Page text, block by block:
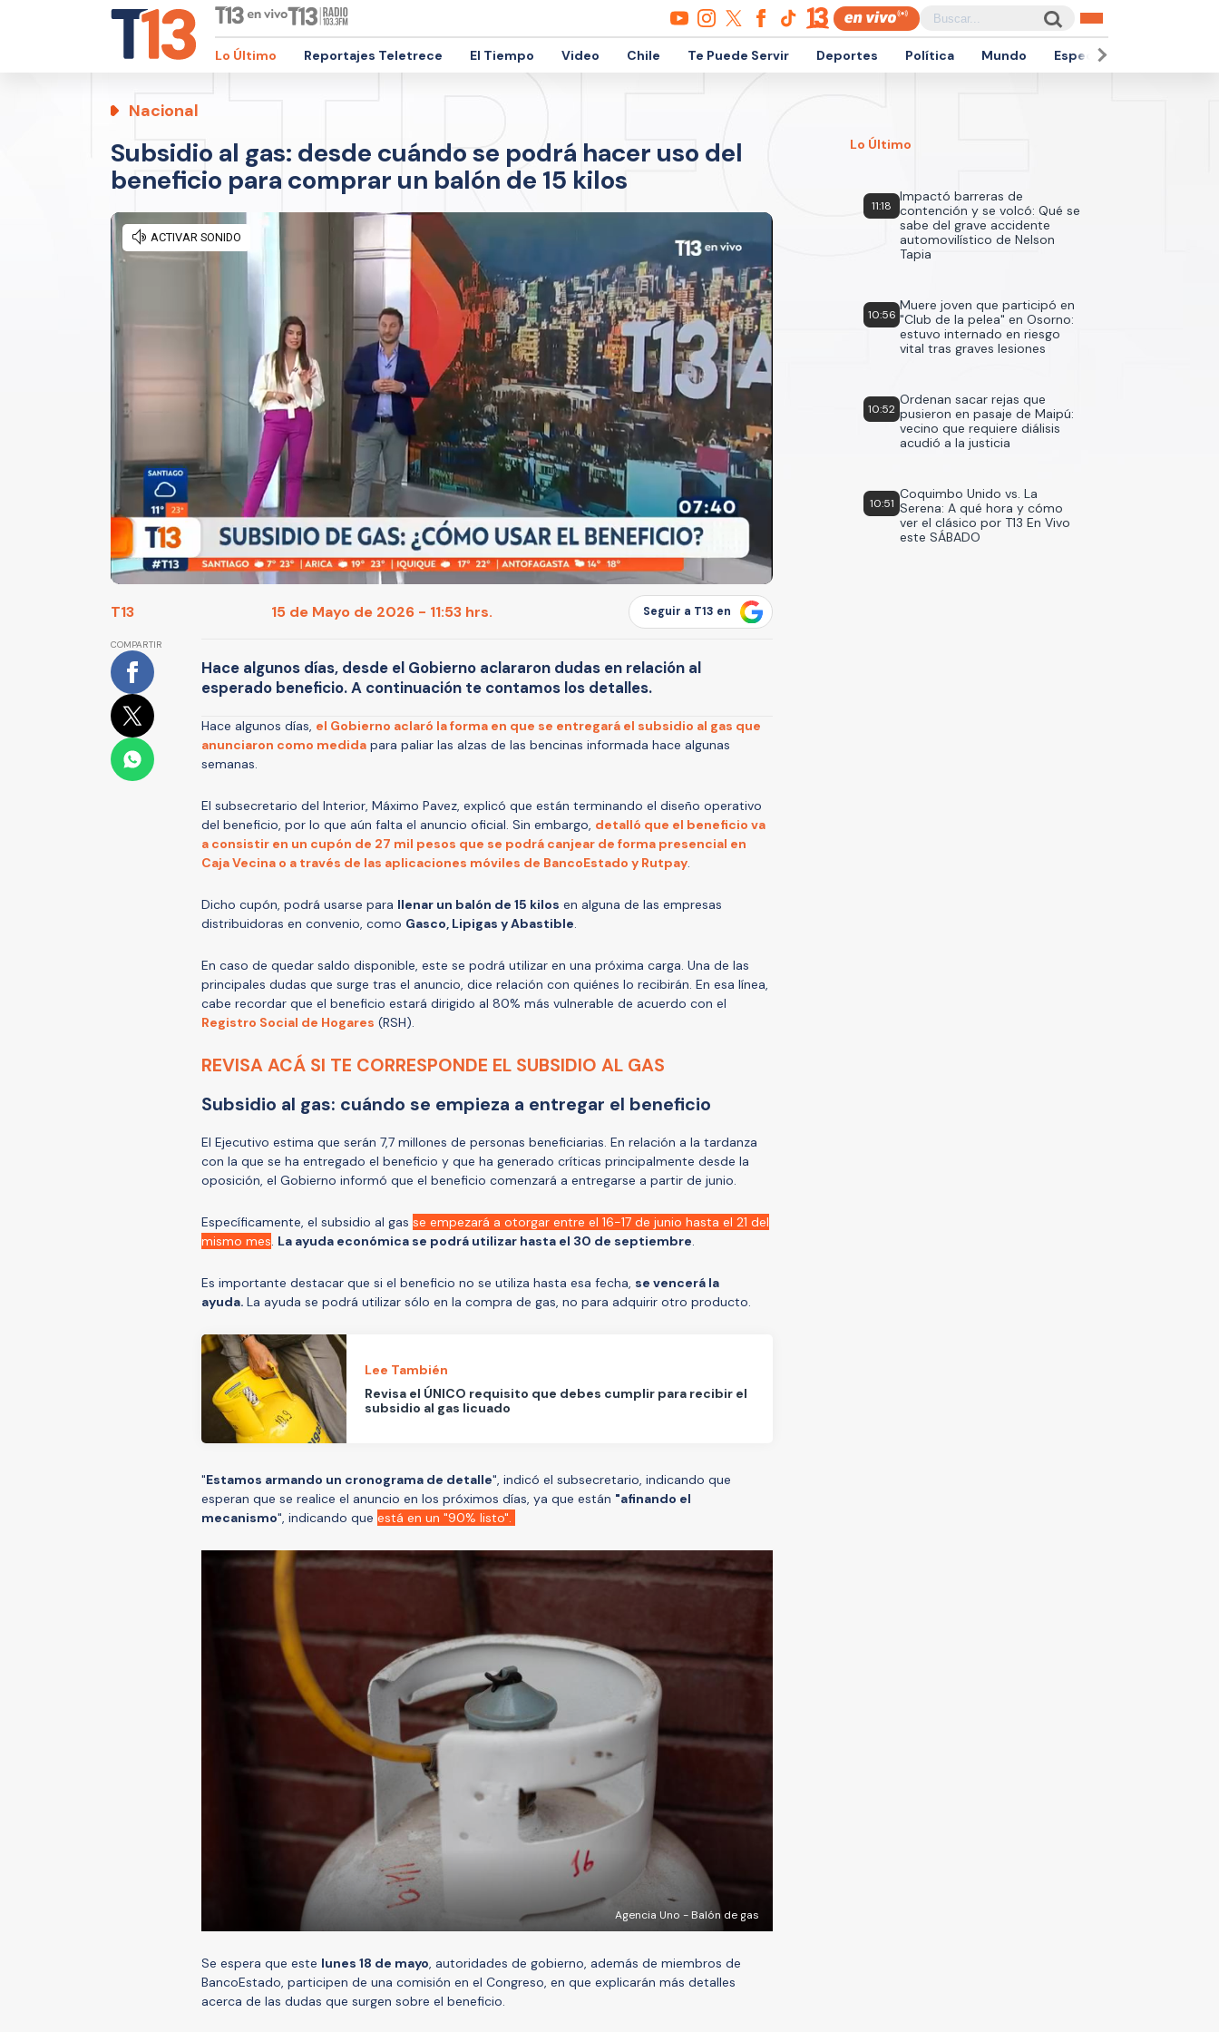
Lo Último Reportajes Teletrece El Tiempo Video Chile Te Puede Servir Deportes Política Mundo Espectáculos
Nacional
Subsidio al gas: desde cuándo se podrá hacer uso del
beneficio para comprar un balón de 15 kilos
T13 15 de Mayo de 2026 - 11:53 hrs. Seguir a T13 en
COMPARTIR
Hace algunos días, desde el Gobierno aclararon dudas en relación al
esperado beneficio. A continuación te contamos los detalles.
Hace algunos días, el Gobierno aclaró la forma en que se entregará el subsidio al gas que
anunciaron como medida para paliar las alzas de las bencinas informada hace algunas
semanas.
El subsecretario del Interior, Máximo Pavez, explicó que están terminando el diseño operativo
del beneficio, por lo que aún falta el anuncio oficial. Sin embargo, detalló que el beneficio va
a consistir en un cupón de 27 mil pesos que se podrá canjear de forma presencial en
Caja Vecina o a través de las aplicaciones móviles de BancoEstado y Rutpay.
Dicho cupón, podrá usarse para llenar un balón de 15 kilos en alguna de las empresas
distribuidoras en convenio, como Gasco, Lipigas y Abastible.
En caso de quedar saldo disponible, este se podrá utilizar en una próxima carga. Una de las
principales dudas que surge tras el anuncio, dice relación con quiénes lo recibirán. En esa línea,
cabe recordar que el beneficio estará dirigido al 80% más vulnerable de acuerdo con el
Registro Social de Hogares (RSH).
REVISA ACÁ SI TE CORRESPONDE EL SUBSIDIO AL GAS
Subsidio al gas: cuándo se empieza a entregar el beneficio
El Ejecutivo estima que serán 7,7 millones de personas beneficiarias. En relación a la tardanza
con la que se ha entregado el beneficio y que ha generado críticas principalmente desde la
oposición, el Gobierno informó que el beneficio comenzará a entregarse a partir de junio.
Específicamente, el subsidio al gas se empezará a otorgar entre el 16-17 de junio hasta el 21 del
mismo mes. La ayuda económica se podrá utilizar hasta el 30 de septiembre.
Es importante destacar que si el beneficio no se utiliza hasta esa fecha, se vencerá la
ayuda. La ayuda se podrá utilizar sólo en la compra de gas, no para adquirir otro producto.
Lee También
Revisa el ÚNICO requisito que debes cumplir para recibir el
subsidio al gas licuado
"Estamos armando un cronograma de detalle", indicó el subsecretario, indicando que
esperan que se realice el anuncio en los próximos días, ya que están "afinando el
mecanismo", indicando que está en un "90% listo".
Agencia Uno - Balón de gas
Se espera que este lunes 18 de mayo, autoridades de gobierno, además de miembros de
BancoEstado, participen de una comisión en el Congreso, en que explicarán más detalles
acerca de las dudas que surgen sobre el beneficio.
Lo Último
11:18
Impactó barreras de
contención y se volcó: Qué se
sabe del grave accidente
automovilístico de Nelson
Tapia
10:56
Muere joven que participó en
"Club de la pelea" en Osorno:
estuvo internado en riesgo
vital tras graves lesiones
10:52
Ordenan sacar rejas que
pusieron en pasaje de Maipú:
vecino que requiere diálisis
acudió a la justicia
10:51
Coquimbo Unido vs. La
Serena: A qué hora y cómo
ver el clásico por T13 En Vivo
este SÁBADO